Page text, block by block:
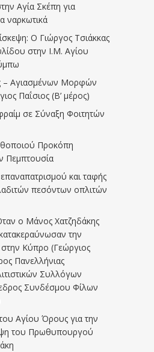
Αγία Σκέπη για
ναρκωτικά
Ο Γιώργος Τσιάκκας
στην Ι.Μ. Αγίου
– Αγιασμένων Μορφών
Παΐσιος (Β’ μέρος)
σε Σύναξη Φοιτητών
Προκόπη
Πεμπτουσία
και ταφής
πεσόντων οπλιτών
ο Μάνος Χατζηδάκης
την
στην Κύπρο (Γεώργιος
Πανελλήνιας
Συλλόγων
Συνδέσμου Φίλων
Αγίου Όρους για την
του Πρωθυπουργού